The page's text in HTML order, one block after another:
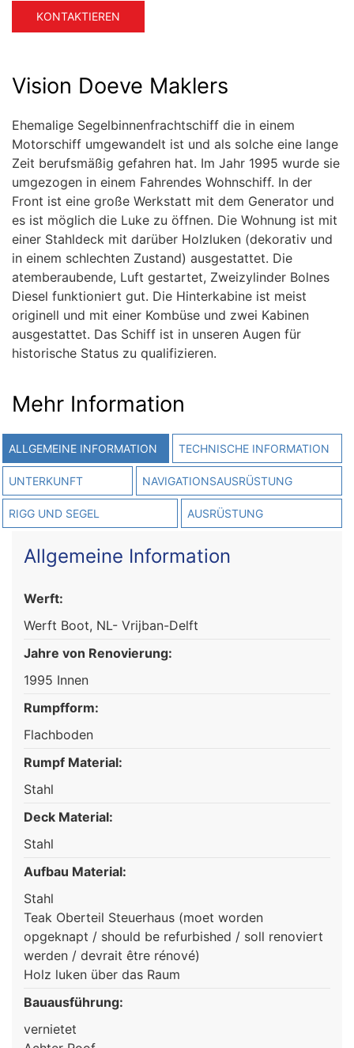
KONTAKTIEREN
Vision Doeve Maklers
Ehemalige Segelbinnenfrachtschiff die in einem
Motorschiff umgewandelt ist und als solche eine lange
Zeit berufsmäßig gefahren hat. Im Jahr 1995 wurde sie
umgezogen in einem Fahrendes Wohnschiff. In der
Front ist eine große Werkstatt mit dem Generator und
es ist möglich die Luke zu öffnen. Die Wohnung ist mit
einer Stahldeck mit darüber Holzluken (dekorativ und
in einem schlechten Zustand) ausgestattet. Die
atemberaubende, Luft gestartet, Zweizylinder Bolnes
Diesel funktioniert gut. Die Hinterkabine ist meist
originell und mit einer Kombüse und zwei Kabinen
ausgestattet. Das Schiff ist in unseren Augen für
historische Status zu qualifizieren.
Mehr Information
ALLGEMEINE INFORMATION TECHNISCHE INFORMATION
UNTERKUNFT NAVIGATIONSAUSRÜSTUNG
RIGG UND SEGEL AUSRÜSTUNG
Allgemeine Information
Werft:
Werft Boot, NL- Vrijban-Delft
Jahre von Renovierung:
1995 Innen
Rumpfform:
Flachboden
Rumpf Material:
Stahl
Deck Material:
Stahl
Aufbau Material:
Stahl
Teak Oberteil Steuerhaus (moet worden
opgeknapt / should be refurbished / soll renoviert
werden / devrait être rénové)
Holz luken über das Raum
Bauausführung:
vernietet